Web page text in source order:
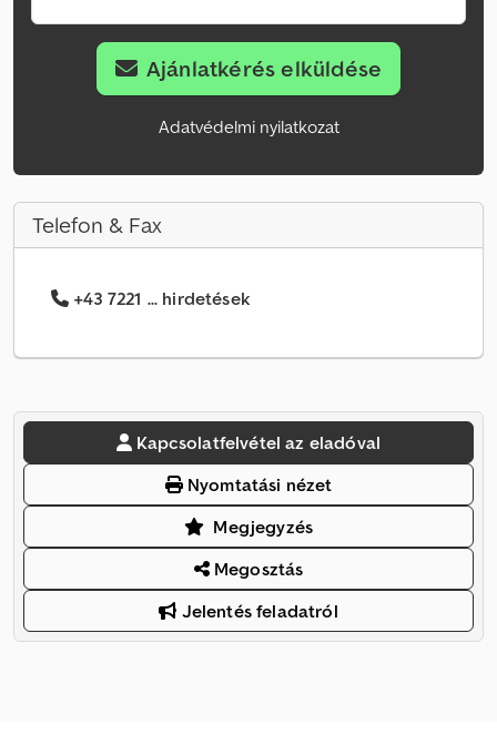
Ajánlatkérés elküldése
Adatvédelmi nyilatkozat
Telefon & Fax
+43 7221 ... hirdetések
Kapcsolatfelvétel az eladóval
Nyomtatási nézet
Megjegyzés
Megosztás
Jelentés feladatról